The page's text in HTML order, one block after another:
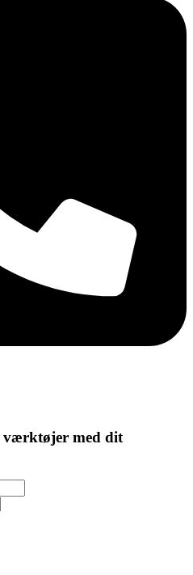
værktøjer med dit